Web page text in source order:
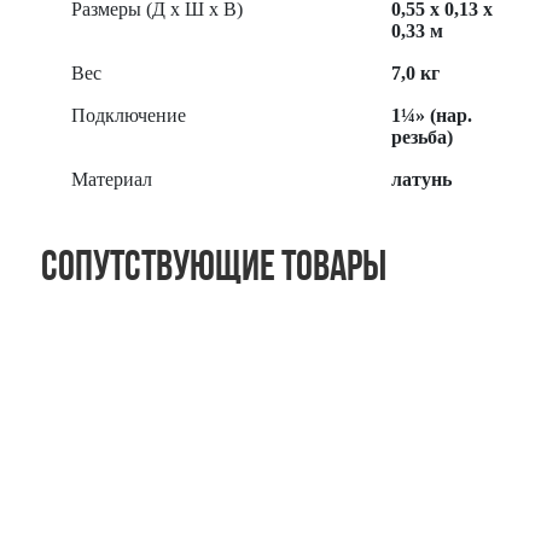
Размеры (Д х Ш х В)
0,55 x 0,13 x
0,33 м
Вес 7,0 кг
Подключение
1¼» (нар.
резьба)
Материал латунь
Сопутствующие товары